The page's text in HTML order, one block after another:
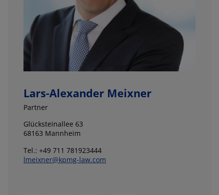
Lars-Alexander Meixner
Partner
Glücksteinallee 63
68163 Mannheim
Tel.: +49 711 781923444
lmeixner@kpmg-law.com